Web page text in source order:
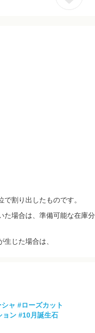
割り出したものです。
た場合は、準備可能な在庫分
じた場合は、
ャ #ローズカット
ョン #10月誕生石